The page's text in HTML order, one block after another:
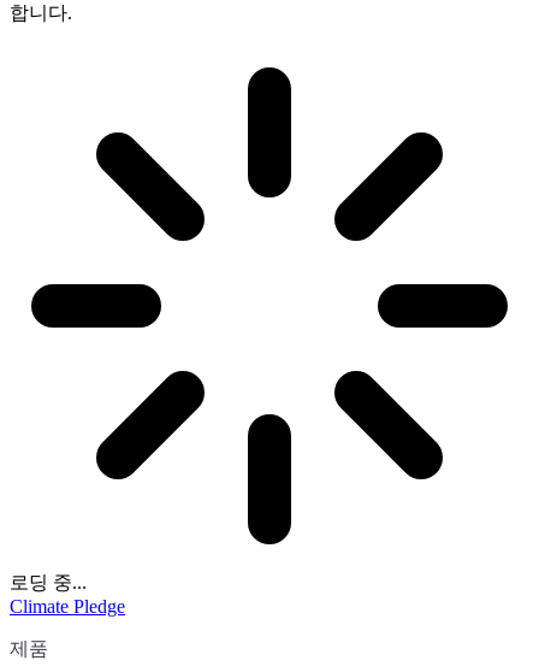
합니다.
로딩 중...
Climate Pledge
제품